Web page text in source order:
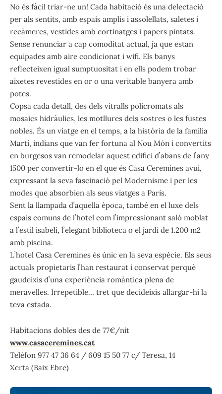
No és fàcil triar-ne un! Cada habitació és una delectació
per als sentits, amb espais amplis i assolellats, saletes i
recàmeres, vestides amb cortinatges i papers pintats.
Sense renunciar a cap comoditat actual, ja que estan
equipades amb aire condicionat i wifi. Els banys
reflecteixen igual sumptuositat i en ells podem trobar
aixetes revestides en or o una veritable banyera amb
potes.
Copsa cada detall, des dels vitralls policromats als
mosaics hidràulics, les motllures dels sostres o les fustes
nobles. És un viatge en el temps, a la història de la família
Martí, indians que van fer fortuna al Nou Món i convertits
en burgesos van remodelar aquest edifici dʼabans de lʼany
1500 per convertir-lo en el que és Casa Ceremines avui,
expressant la seva fascinació pel Modernisme i per les
modes que absorbien als seus viatges a París.
Sent la llampada dʼaquella època, també en el luxe dels
espais comuns de lʼhotel com lʼimpressionant saló moblat
a lʼestil isabelí, lʼelegant biblioteca o el jardí de 1.200 m2
amb piscina.
Lʼhotel Casa Ceremines és únic en la seva espècie. Els seus
actuals propietaris lʼhan restaurat i conservat perquè
gaudeixis dʼuna experiència romàntica plena de
meravelles. Irrepetible… tret que decideixis allargar-hi la
teva estada.
Habitacions dobles des de 77€/nit
www.casaceremines.cat
Telèfon 977 47 36 64 / 609 15 50 77 c/ Teresa, 14
Xerta (Baix Ebre)